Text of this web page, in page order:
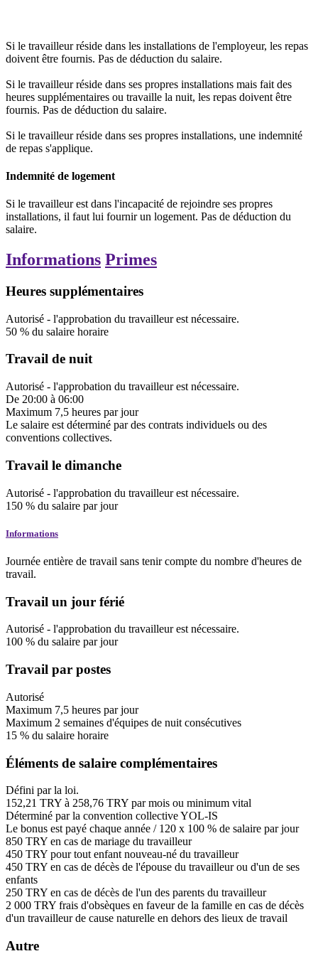
Si le travailleur réside dans les installations de l'employeur, les repas
doivent être fournis. Pas de déduction du salaire.
Si le travailleur réside dans ses propres installations mais fait des
heures supplémentaires ou travaille la nuit, les repas doivent être
fournis. Pas de déduction du salaire.
Si le travailleur réside dans ses propres installations, une indemnité
de repas s'applique.
Indemnité de logement
Si le travailleur est dans l'incapacité de rejoindre ses propres
installations, il faut lui fournir un logement. Pas de déduction du
salaire.
Informations Primes
Heures supplémentaires
Autorisé - l'approbation du travailleur est nécessaire.
50 % du salaire horaire
Travail de nuit
Autorisé - l'approbation du travailleur est nécessaire.
De 20:00 à 06:00
Maximum 7,5 heures par jour
Le salaire est déterminé par des contrats individuels ou des
conventions collectives.
Travail le dimanche
Autorisé - l'approbation du travailleur est nécessaire.
150 % du salaire par jour
Informations
Journée entière de travail sans tenir compte du nombre d'heures de
travail.
Travail un jour férié
Autorisé - l'approbation du travailleur est nécessaire.
100 % du salaire par jour
Travail par postes
Autorisé
Maximum 7,5 heures par jour
Maximum 2 semaines d'équipes de nuit consécutives
15 % du salaire horaire
Éléments de salaire complémentaires
Défini par la loi.
152,21 TRY à 258,76 TRY par mois ou minimum vital
Déterminé par la convention collective YOL-IS
Le bonus est payé chaque année / 120 x 100 % de salaire par jour
850 TRY en cas de mariage du travailleur
450 TRY pour tout enfant nouveau-né du travailleur
450 TRY en cas de décès de l'épouse du travailleur ou d'un de ses
enfants
250 TRY en cas de décès de l'un des parents du travailleur
2 000 TRY frais d'obsèques en faveur de la famille en cas de décès
d'un travailleur de cause naturelle en dehors des lieux de travail
Autre